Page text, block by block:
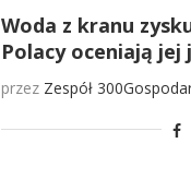
Woda z kranu
Polacy oceniają jej
przez Zespół